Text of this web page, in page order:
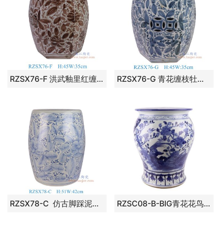
RZSX76-F 洪武釉里红缠枝牡丹六方凳子 RZSX76-G 青花缠枝牡丹六方凳子
RZSX78-C 仿古脚踩泥青花花叶纹凳子 RZSC08-B-BIG青花花鸟凉墩凳子